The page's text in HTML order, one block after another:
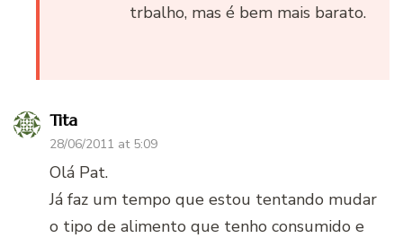
trbalho, mas é bem mais barato.
Tita
28/06/2011 at 5:09
Olá Pat.
Já faz um tempo que estou tentando mudar
o tipo de alimento que tenho consumido e